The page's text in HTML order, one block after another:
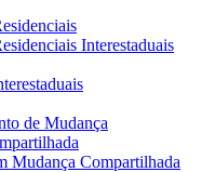
Interestaduais
de Mudança
Mudança Compartilhada